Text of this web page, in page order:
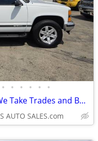
• • • • • •
💥💥 1997 CHEVY TAHOE 4X4 * We Take Trades and Buy * Runs Great *Clean
AUTO SALES.com